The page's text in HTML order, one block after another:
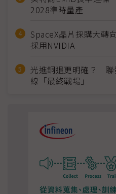
2028準時量產
SpaceX晶片採購大
採用NVIDIA
光進銅退更明確？ 聯
線「最終戰場」